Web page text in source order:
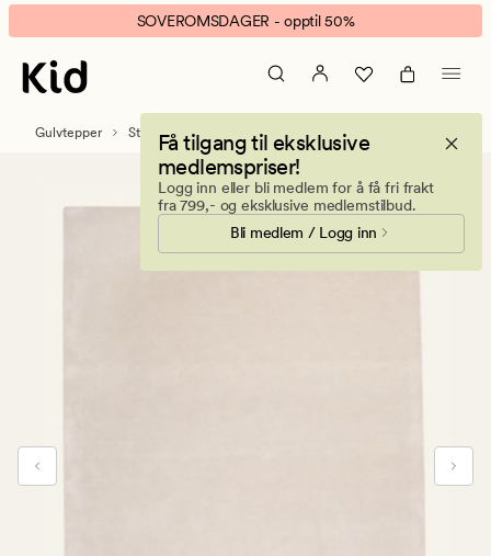
Sana
gulvteppe
grå
banner.
Klikk
ESCAPE
SOVEROMSDAGER - opptil 50%
Få tilgang til eksklusive
medlemspriser!
Logg inn eller bli medlem for å få fri frakt
fra 799,- og eksklusive medlemstilbud.
Bli medlem / Logg inn
Gulvtepper Store tepper